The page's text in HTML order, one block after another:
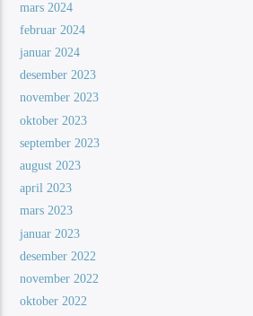
mars 2024
februar 2024
januar 2024
desember 2023
november 2023
oktober 2023
september 2023
august 2023
april 2023
mars 2023
januar 2023
desember 2022
november 2022
oktober 2022